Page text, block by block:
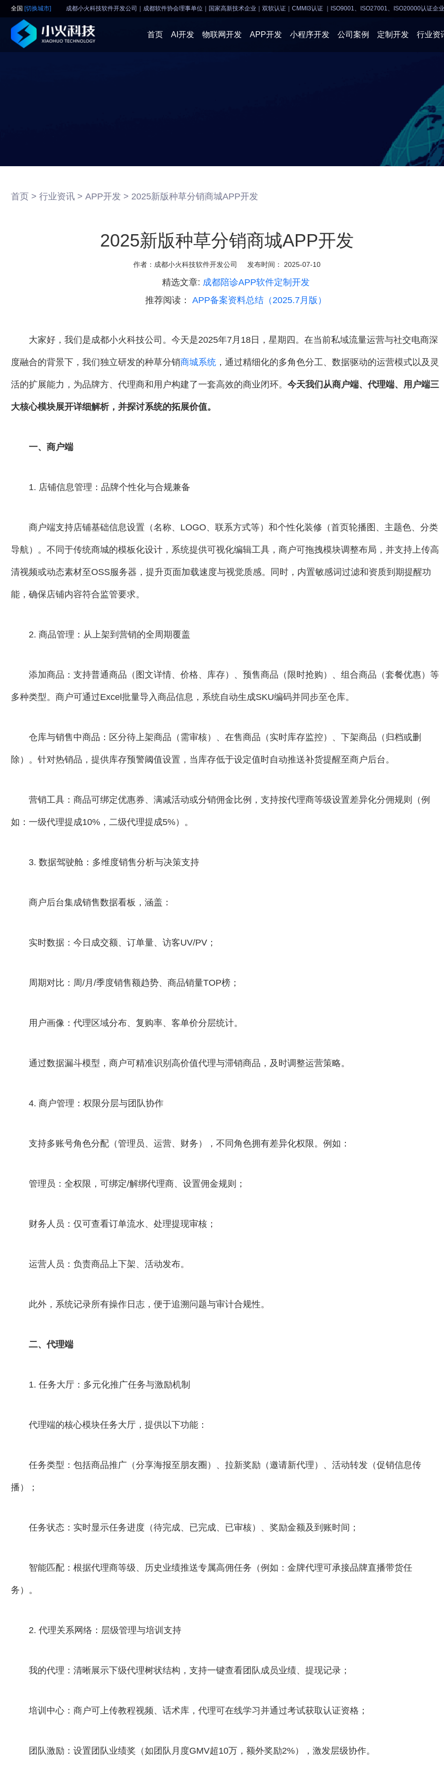
全国 [切换城市] 成都小火科技软件开发公司｜成都软件协会理事单位 国家高新技术企业｜双软认证｜CMMI3认证 ｜ISO9001、ISO27001、ISO20000认证企业
首页 AI开发 物联网开发 APP开发 小程序开发 公司案例 定制开发 行业资
小程序
系统开发
物联网
网站建设
企业经营
商业行情
首页 > 行业资讯 > APP开发 > 2025新版种草分销商城APP开发
2025新版种草分销商城APP开发
作者： 成都小火科技软件开发公司 发布时间： 2025-07-10
精选文章: 成都陪诊APP软件定制开发
推荐阅读： APP备案资料总结（2025.7月版）
大家好，我们是成都小火科技公司。今天是2025年7月18日，星期四。在当前私域流量运营与社交电商深
度融合的背景下，我们独立研发的种草分销商城系统 ，通过精细化的多角色分工、数据驱动的运营模式以及灵
活的扩展能力，为品牌方、代理商和用户构建了一套高效的商业闭环。 今天我们 从商户端、代理端、用户端三
大核心模块展开详细解析，并探讨系统的拓展价值。
一、商户端
1. 店铺信息管理：品牌个性化与合规兼备
商户端支持店铺基础信息设置（名称、LOGO、联系方式等）和个性化装修（首页轮播图、主题色、分类
导航）。不同于传统商城的模板化设计，系统提供可视化编辑工具，商户可拖拽模块调整布局，并支持上传高
清视频或动态素材至OSS服务器，提升页面加载速度与视觉质感。同时，内置敏感词过滤和资质到期提醒功
能，确保店铺内容符合监管要求。
2. 商品管理：从上架到营销的全周期覆盖
添加商品：支持普通商品（图文详情、价格、库存）、预售商品（限时抢购）、组合商品（套餐优惠）等
多种类型。商户可通过Excel批量导入商品信息，系统自动生成SKU编码并同步至仓库。
仓库与销售中商品：区分待上架商品（需审核）、在售商品（实时库存监控）、下架商品（归档或删
除）。针对热销品，提供库存预警阈值设置，当库存低于设定值时自动推送补货提醒至商户后台。
营销工具：商品可绑定优惠券、满减活动或分销佣金比例，支持按代理商等级设置差异化分佣规则（例
如：一级代理提成10%，二级代理提成5%）。
3. 数据驾驶舱：多维度销售分析与决策支持
商户后台集成销售数据看板，涵盖：
实时数据：今日成交额、订单量、访客UV/PV；
周期对比：周/月/季度销售额趋势、商品销量TOP榜；
用户画像：代理区域分布、复购率、客单价分层统计。
通过数据漏斗模型，商户可精准识别高价值代理与滞销商品，及时调整运营策略。
4. 商户管理：权限分层与团队协作
支持多账号角色分配（管理员、运营、财务），不同角色拥有差异化权限。例如：
管理员：全权限，可绑定/解绑代理商、设置佣金规则；
财务人员：仅可查看订单流水、处理提现审核；
运营人员：负责商品上下架、活动发布。
此外，系统记录所有操作日志，便于追溯问题与审计合规性。
二、代理端
1. 任务大厅：多元化推广任务与激励机制
代理端的核心模块任务大厅，提供以下功能：
任务类型：包括商品推广（分享海报至朋友圈）、拉新奖励（邀请新代理）、活动转发（促销信息传
播）；
任务状态：实时显示任务进度（待完成、已完成、已审核）、奖励金额及到账时间；
智能匹配：根据代理商等级、历史业绩推送专属高佣任务（例如：金牌代理可承接品牌直播带货任
务）。
2. 代理关系网络：层级管理与培训支持
我的代理：清晰展示下级代理树状结构，支持一键查看团队成员业绩、提现记录；
培训中心：商户可上传教程视频、话术库，代理可在线学习并通过考试获取认证资格；
团队激励：设置团队业绩奖（如团队月度GMV超10万，额外奖励2%），激发层级协作。